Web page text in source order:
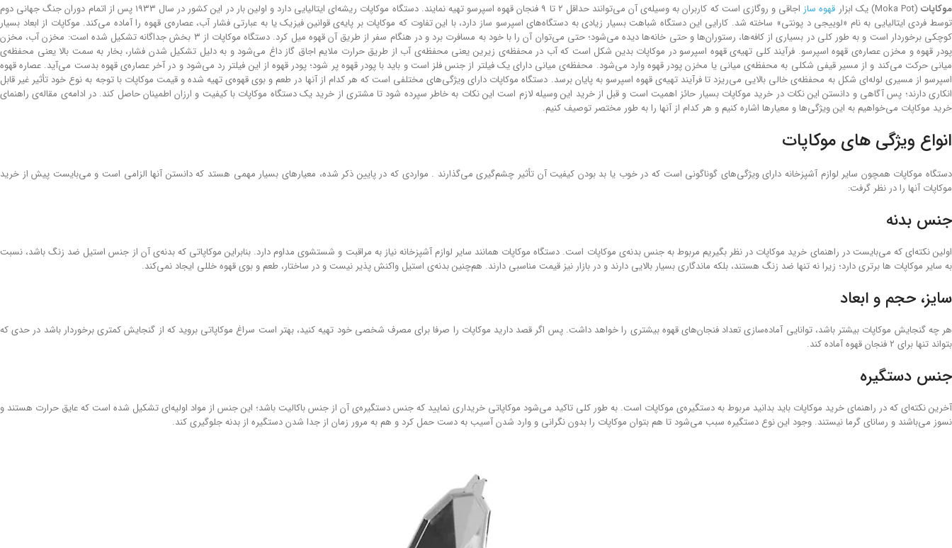
موکاپات(Moka Pot) یک ابزار قهوه ساز
اجاقی و روگازی است که کاربران به وسیله‌ی آن می‌توانند حداقل ۲ تا ۹ فنجان قهوه اسپرسو تهیه نمایند. دستگاه موکاپات ریشه‌ای ایتالیایی دارد و اولین بار در این کشور در سال ۱۹۳۳ پس از اتمام دوران جنگ جهانی دوم
توسط فردی ایتالیایی به نام «لوییجی د پونتی» ساخته شد. کارایی این دستگاه شباهت بسیار زیادی به دستگاه‌های اسپرسو ساز دارد، با این تفاوت که موکاپات بر پایه‌ی قوانین فیزیک یا به عبارتی فشار آب، عصاره‌ی قهوه را آماده می‌کند. موکاپات از ابعاد بسیار
کوچکی برخوردار است و به طور کلی در بسیاری از کافه‌ها، رستوران‌ها و حتی خانه‌ها دیده می‌شود؛ حتی می‌توان آن را با خود به مسافرت برد و در هنگام سفر از طریق آن قهوه میل کرد. دستگاه موکاپات از ۳ بخش جداگانه تشکیل شده است: مخزن آب،‌ مخزن
پودر قهوه و مخزن عصاره‌ی قهوه اسپرسو. فرآیند کلی تهیه‌ی قهوه اسپرسو در موکاپات بدین شکل است که آب در محفظه‌ی زیرین یعنی محفظه‌ی آب از طریق حرارت ملایم اجاق گاز داغ می‌شود و به ‌دلیل تشکیل شدن فشار، بخار به ‌سمت بالا یعنی محفظه‌ی
میانی حرکت می‌کند و از مسیر قیفی شکلی به محفظه‌ی میانی یا مخزن پودر قهوه وارد می‌شود. محفظه‌ی میانی دارای یک فیلتر از جنس فلز است و باید با پودر قهوه پر شود؛ پودر قهوه از این فیلتر رد می‌شود و در آخر عصاره‌ی قهوه بدست می‌آید. عصاره قهوه
اسپرسو از مسیری لوله‌ای شکل به محفظه‌ی خالی بالایی می‌ریزد تا فرآیند تهیه‌ی قهوه اسپرسو به پایان برسد. دستگاه موکاپات دارای ویژگی‌های مختلفی است که هر کدام از آنها در طعم و بوی قهوه‌ی تهیه شده و قیمت موکاپات با توجه به نوع خود تأثیر غیر قابل
انکاری دارند؛ پس آگاهی و دانستن این نکات در خرید موکاپات بسیار حائز اهمیت است و قبل از خرید این وسیله لازم است این نکات به خاطر سپرده شود تا مشتری از خرید یک دستگاه موکاپات با کیفیت و ارزان اطمینان حاصل کند. در ادامه‌ی مقاله‌ی راهنمای
خرید موکاپات می‌خواهیم به این ویژگی‌ها و معیارها اشاره کنیم و هر کدام از آنها را به طور مختصر توصیف کنیم.
انواع ویژگی های موکاپات
دستگاه موکاپات همچون سایر لوازم آشپزخانه دارای ویژگی‌های گوناگونی است که در خوب یا بد بودن کیفیت آن تأثیر چشم‌گیری می‌گذارند . مواردی که در پایین ذکر شده، معیارهای بسیار مهمی هستد که دانستن آنها الزامی است و می‌بایست پیش از خرید
موکاپات آنها را در نظر گرفت:
جنس بدنه
اولین نکته‌ای که می‌بایست در راهنمای خرید موکاپات در نظر بگیریم مربوط به جنس بدنه‌ی موکاپات است. دستگاه موکاپات همانند سایر لوازم آشپزخانه نیاز به مراقبت و شستشوی مداوم دارد. بنابراین موکاپاتی که بدنه‌ی آن از جنس استیل ضد زنگ باشد، نسبت
به سایر موکاپات ها برتری دارد؛ زیرا نه تنها ضد زنگ هستند، بلکه ماندگاری بسیار بالایی دارند و در بازار نیز قیمت مناسبی دارند. هم‌چنین بدنه‌ی استیل واکنش پذیر نیست و در ساختار، طعم و بوی قهوه خللی ایجاد نمی‌کند.
سایز، حجم و ابعاد
هر چه گنجایش موکاپات بیشتر باشد، توانایی آماده‌سازی تعداد فنجان‌های قهوه بیشتری را خواهد داشت. پس اگر قصد دارید موکاپات را صرفا برای مصرف شخصی خود تهیه کنید، بهتر است سراغ موکاپاتی بروید که از گنجایش کمتری برخوردار باشد در حدی که
بتواند تنها برای ۲ فنجان قهوه آماده کند.
جنس دستگیره
آخرین نکته‌ای که در راهنمای خرید موکاپات باید بدانید مربوط به دستگیره‌ی موکاپات است. به طور کلی تاکید می‌شود موکاپاتی خریداری نمایید که جنس دستگیره‌ی آن از جنس باکالیت باشد؛ این جنس از مواد اولیه‌ای تشکیل شده است که عایق حرارت هستند و
نسوز می‌باشند و رسانای گرما نیستند. وجود این نوع دستگیره سبب می‌شود تا هم بتوان موکاپات را بدون نگرانی و وارد شدن آسیب به دست حمل کرد و هم به مرور زمان از جدا شدن دستگیره از بدنه جلوگیری کند.